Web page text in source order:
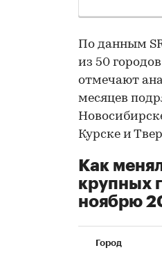
По данным
из 50
отмечают
месяцев
Курске и
Как
крупных
ноябрю
Город